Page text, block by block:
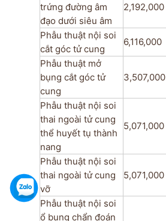
trứng đường âm
đạo dưới siêu âm
2,192,000
Phẫu thuật nội soi
cắt góc tử cung
6,116,000
Phẫu thuật mở
bụng cắt góc tử
cung
3,507,000
Phẫu thuật nội soi
thai ngoài tử cung
thể huyết tụ thành
nang
5,071,000
Phẫu thuật nội soi
thai ngoài tử cung
vỡ
5,071,000
Phẫu thuật nội soi
ổ bụng chẩn đoán